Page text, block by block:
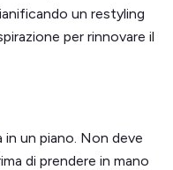
un restyling
per rinnovare il
in un piano. Non deve
di prendere in mano